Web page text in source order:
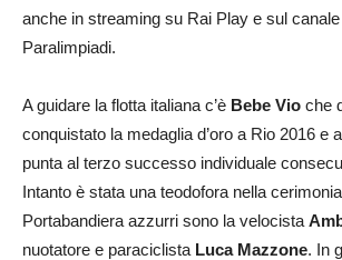
anche in streaming su Rai Play e sul
Paralimpiadi.
A guidare la flotta italiana c’è Bebe Vio che
conquistato la medaglia d’oro a Rio 2016 e
punta al terzo successo individuale
Intanto è stata una teodofora nella
Portabandiera azzurri sono la velocista
nuotatore e paraciclista Luca Mazzone. In